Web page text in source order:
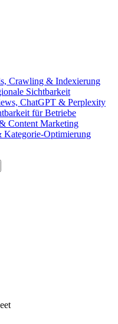
Crawling & Indexierung
Sichtbarkeit
ChatGPT & Perplexity
für Betriebe
Content Marketing
Kategorie-Optimierung